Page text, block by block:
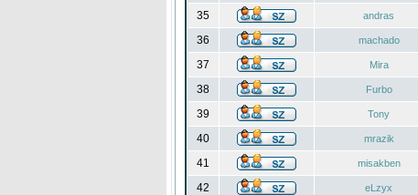
35
andras
36
machado
37
Mira
38
Furbo
39
Tony
40
mrazik
41
misakben
42
eLzyx